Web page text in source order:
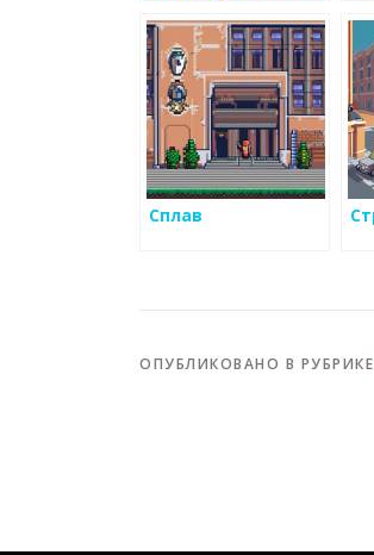
Сплав
ОПУБЛИКОВАНО В РУБРИКЕ